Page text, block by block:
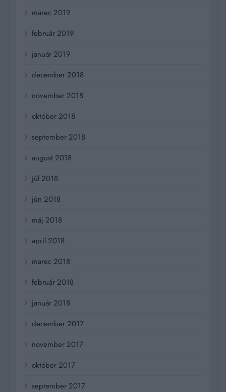
marec 2019
február 2019
január 2019
december 2018
november 2018
október 2018
september 2018
august 2018
júl 2018
jún 2018
máj 2018
apríl 2018
marec 2018
február 2018
január 2018
december 2017
november 2017
október 2017
september 2017